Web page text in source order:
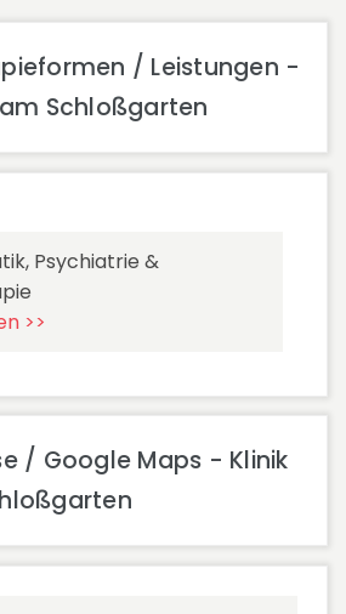
/ Leistungen -
Schloßgarten
Psychiatrie &
>>
/ Google Maps - Klinik